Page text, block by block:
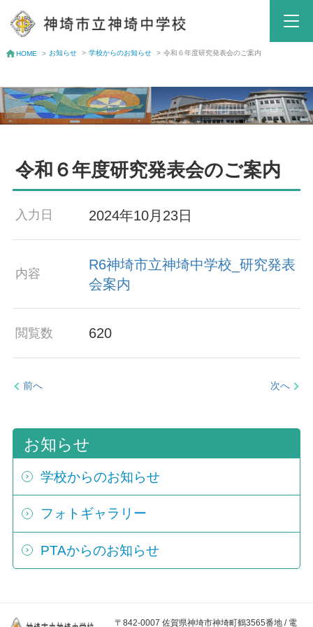
HOME > お知らせ > 学校からのお知らせ > 令和６年度研究発表会のご案内
令和６年度研究発表会のご案内
入力日 2024年10月23日
内容
R6神埼市立神埼中学校_研究発表
会案内
閲覧数 620
前へ 次へ
お知らせ
学校からのお知らせ
フォトギャラリー
PTAからのお知らせ
〒842-0007 佐賀県神埼市神埼町鶴3565番地 / 電